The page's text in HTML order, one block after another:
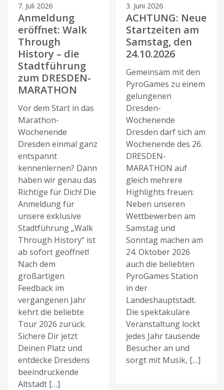
7. Juli 2026
Anmeldung
eröffnet: Walk
Through
History – die
Stadtführung
zum DRESDEN-
MARATHON
Vor dem Start in das
Marathon-
Wochenende
Dresden einmal ganz
entspannt
kennenlernen? Dann
haben wir genau das
Richtige für Dich! Die
Anmeldung für
unsere exklusive
Stadtführung „Walk
Through History“ ist
ab sofort geöffnet!
Nach dem
großartigen
Feedback im
vergangenen Jahr
kehrt die beliebte
Tour 2026 zurück.
Sichere Dir jetzt
Deinen Platz und
entdecke Dresdens
beeindruckende
Altstadt […]
3. Juni 2026
ACHTUNG: Neue
Startzeiten am
Samstag, den
24.10.2026
Gemeinsam mit den
PyroGames zu einem
gelungenen
Dresden-
Wochenende
Dresden darf sich am
Wochenende des 26.
DRESDEN-
MARATHON auf
gleich mehrere
Highlights freuen:
Neben unseren
Wettbewerben am
Samstag und
Sonntag machen am
24. Oktober 2026
auch die beliebten
PyroGames Station
in der
Landeshauptstadt.
Die spektakuläre
Veranstaltung lockt
jedes Jahr tausende
Besucher an und
sorgt mit Musik, […]